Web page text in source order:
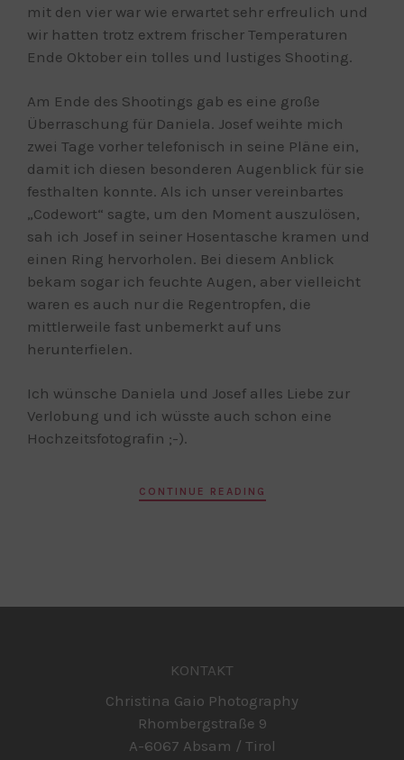
mit den vier war wie erwartet sehr erfreulich und
wir hatten trotz extrem frischer Temperaturen
Ende Oktober ein tolles und lustiges Shooting.
Am Ende des Shootings gab es eine große
Überraschung für Daniela. Josef weihte mich
zwei Tage vorher telefonisch in seine Pläne ein,
damit ich diesen besonderen Augenblick für sie
festhalten konnte. Als ich unser vereinbartes
„Codewort“ sagte, um den Moment auszulösen,
sah ich Josef in seiner Hosentasche kramen und
einen Ring hervorholen. Bei diesem Anblick
bekam sogar ich feuchte Augen, aber vielleicht
waren es auch nur die Regentropfen, die
mittlerweile fast unbemerkt auf uns
herunterfielen.
Ich wünsche Daniela und Josef alles Liebe zur
Verlobung und ich wüsste auch schon eine
Hochzeitsfotografin ;-).
CONTINUE READING
KONTAKT
Christina Gaio Photography
Rhombergstraße 9
A-6067 Absam / Tirol